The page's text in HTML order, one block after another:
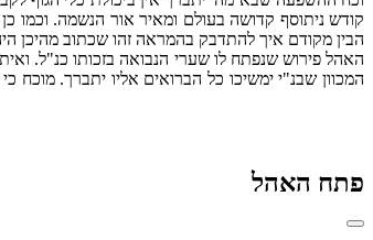
קודש ניתוסף קדושה בעולם ומאיר אור הנשמה. וכמו
הבין מקודם איך להתדבק בהמראה זהו שכתוב מהיכן
האהל פירוש שנפתח לו שערי הנבואה בזכותו כנ"ל.
המכוון שבנ"י ימשיכו כל הברואים אליו יתברך. מוכח
פתח האהל